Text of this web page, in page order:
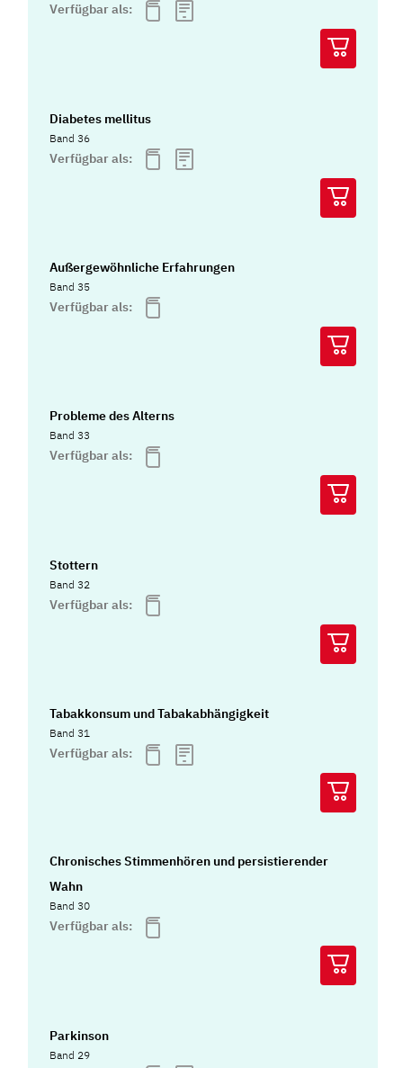
Verfügbar als:
Diabetes mellitus
Band 36
Verfügbar als:
Außergewöhnliche Erfahrungen
Band 35
Verfügbar als:
Probleme des Alterns
Band 33
Verfügbar als:
Stottern
Band 32
Verfügbar als:
Tabakkonsum und Tabakabhängigkeit
Band 31
Verfügbar als:
Chronisches Stimmenhören und persistierender
Wahn
Band 30
Verfügbar als:
Parkinson
Band 29